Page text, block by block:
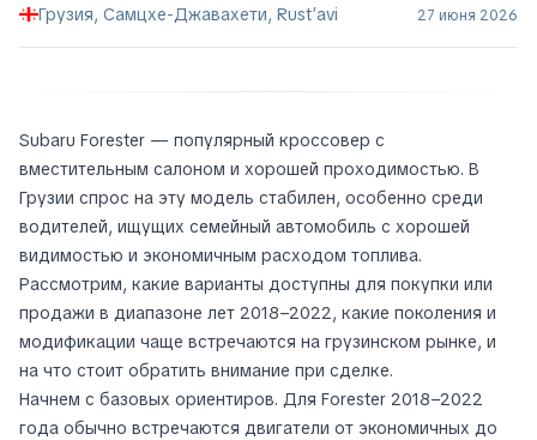
Грузия, Самцхе-Джавахети, Rust’avi
27 июня 2026
Subaru Forester — популярный кроссовер с
вместительным салоном и хорошей проходимостью. В
Грузии спрос на эту модель стабилен, особенно среди
водителей, ищущих семейный автомобиль с хорошей
видимостью и экономичным расходом топлива.
Рассмотрим, какие варианты доступны для покупки или
продажи в диапазоне лет 2018–2022, какие поколения и
модификации чаще встречаются на грузинском рынке, и
на что стоит обратить внимание при сделке.
Начнем с базовых ориентиров. Для Forester 2018–2022
года обычно встречаются двигатели от экономичных до